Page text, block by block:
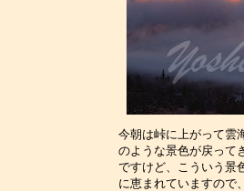
今朝は峠に上がって雲
のような景色が戻って
ですけど、こういう景
に恵まれていますので